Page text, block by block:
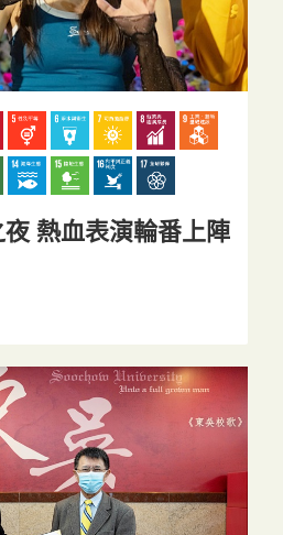
熱血表演輪番上陣